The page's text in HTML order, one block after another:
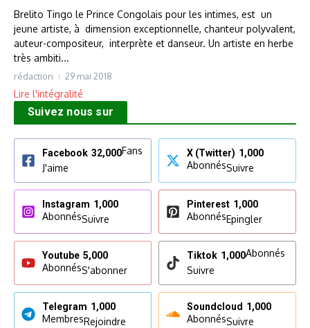
Brelito Tingo le Prince Congolais pour les intimes, est un
jeune artiste, à dimension exceptionnelle, chanteur polyvalent,
auteur-compositeur, interprète et danseur. Un artiste en herbe
très ambiti...
rédaction 29 mai 2018
Lire l'intégralité
Suivez nous sur
Facebook 32,000Fans
J'aime
X (Twitter) 1,000
AbonnésSuivre
Instagram 1,000
AbonnésSuivre
Pinterest 1,000
AbonnésEpingler
Youtube 5,000
AbonnésS'abonner
Tiktok 1,000Abonnés
Suivre
Telegram 1,000
MembresRejoindre
Soundcloud 1,000
AbonnésSuivre